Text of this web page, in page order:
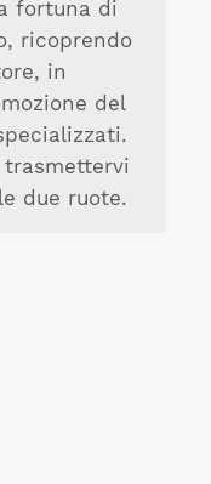
fortuna di
ricoprendo
in
del
trasmettervi
due ruote.